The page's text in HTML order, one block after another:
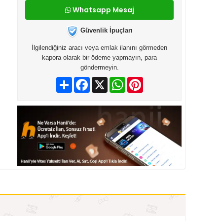
Whatsapp Mesaj
Güvenlik İpuçları
İlgilendiğiniz aracı veya emlak ilanını görmeden
kapora olarak bir ödeme yapmayın, para
göndermeyin.
PaylaşFacebook
X WhatsAppPinterest